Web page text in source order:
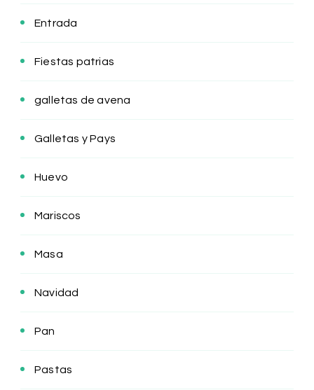
Entrada
Fiestas patrias
galletas de avena
Galletas y Pays
Huevo
Mariscos
Masa
Navidad
Pan
Pastas